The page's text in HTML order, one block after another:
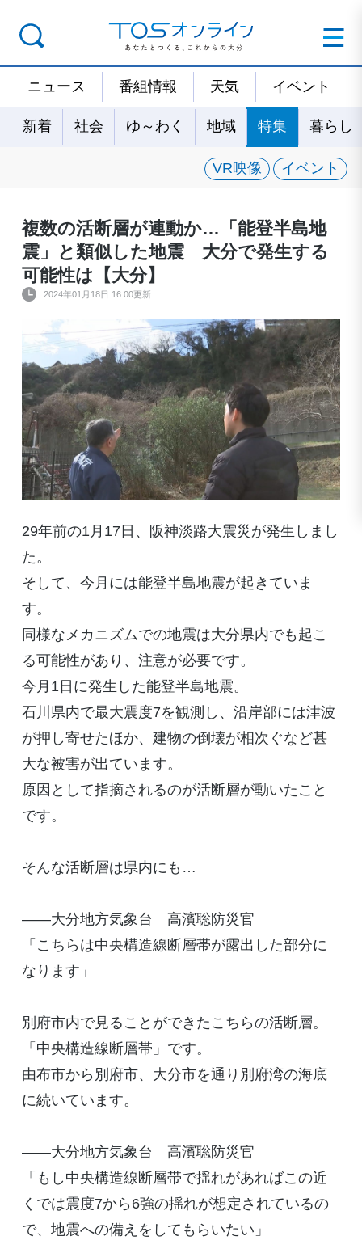
ニュース 番組情報 天気 イベント
新着 社会 ゆ～わく 地域 特集 暮らし
VR映像 イベント
複数の活断層が連動か…「能登半島地
震」と類似した地震 大分で発生する
可能性は【大分】
2024年01月18日 16:00更新
29年前の1月17日、阪神淡路大震災が発生しまし
た。
そして、今月には能登半島地震が起きていま
す。
同様なメカニズムでの地震は大分県内でも起こ
る可能性があり、注意が必要です。
今月1日に発生した能登半島地震。
石川県内で最大震度7を観測し、沿岸部には津波
が押し寄せたほか、建物の倒壊が相次ぐなど甚
大な被害が出ています。
原因として指摘されるのが活断層が動いたこと
です。
そんな活断層は県内にも…
――大分地方気象台 高濱聡防災官
「こちらは中央構造線断層帯が露出した部分に
なります」
別府市内で見ることができたこちらの活断層。
「中央構造線断層帯」です。
由布市から別府市、大分市を通り別府湾の海底
に続いています。
――大分地方気象台 高濱聡防災官
「もし中央構造線断層帯で揺れがあればこの近
くでは震度7から6強の揺れが想定されているの
で、地震への備えをしてもらいたい」